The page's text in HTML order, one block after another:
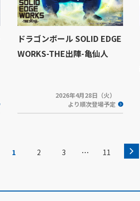
ドラゴンボール SOLID EDGE
WORKS-THE出陣-亀仙人
2026年4月28日（火）
より順次登場予定
1 2 3 … 11